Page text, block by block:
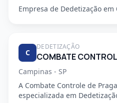
Empresa de Dedetização em
C
DEDETIZAÇÃO
COMBATE
Campinas - SP
A Combate Controle de
especializada em